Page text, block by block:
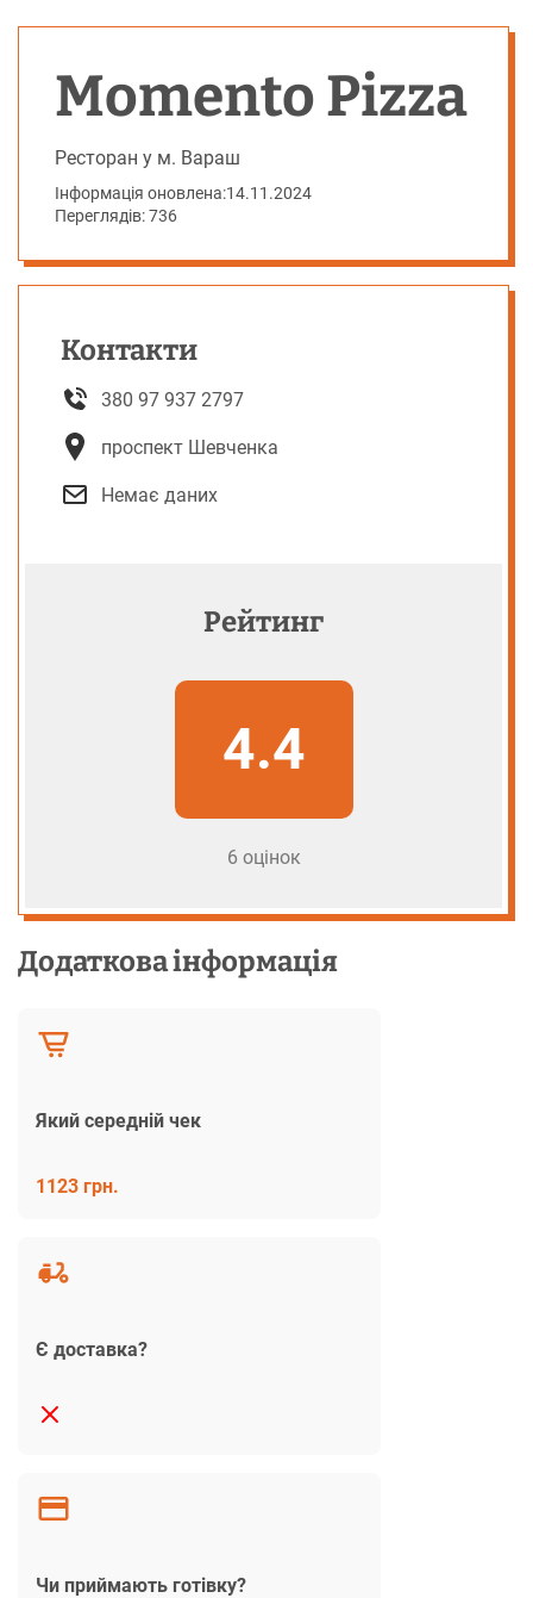
Momento Pizza
Ресторан у м. Вараш
Інформація оновлена:14.11.2024
Переглядів: 736
Контакти
380 97 937 2797
проспект Шевченка
Немає даних
Рейтинг
4.4
6 оцінок
Додаткова інформація
Який середній чек
1123 грн.
Є доставка?
Чи приймають готівку?